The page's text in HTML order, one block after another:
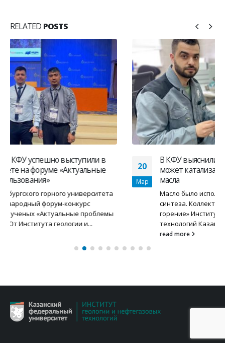
RELATED POSTS
20
Мар
В КФУ выяснили, что повысить нефтеотдачу
может катализатор на основе подсолнечного
масла
Масло было использовано учеными ИГиНГТ для его
синтеза. Коллектив ученых НИЛ «Внутрипластовое
горение» Института геологии и нефтегазовых
технологий Казанского федерального университета...